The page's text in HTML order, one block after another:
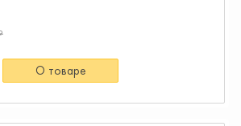
О товаре